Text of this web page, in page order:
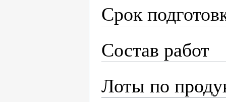
Срок
Состав работ
Лоты по